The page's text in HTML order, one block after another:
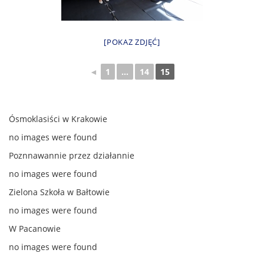
[POKAZ ZDJĘĆ]
◄ 1 ... 14 15
Ósmoklasiści w Krakowie
no images were found
Poznnawannie przez działannie
no images were found
Zielona Szkoła w Bałtowie
no images were found
W Pacanowie
no images were found